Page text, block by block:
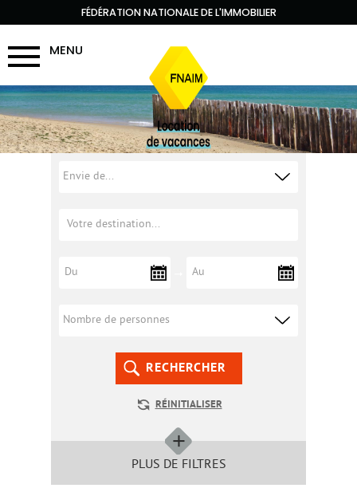
FÉDÉRATION NATIONALE DE L'IMMOBILIER
MENU
RECHERCHER
RÉINITIALISER
PLUS DE FILTRES